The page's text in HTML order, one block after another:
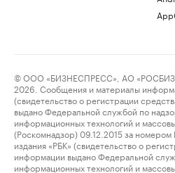
© ООО «БИЗНЕСПРЕСС», АО
2026. Сообщения и материалы
(свидетельство о регистрации
выдано Федеральной службой по
информационных технологий и
(Роскомнадзор) 09.12.2015 за
издания «РБК» (свидетельство о
информации выдано Федеральной
информационных технологий и